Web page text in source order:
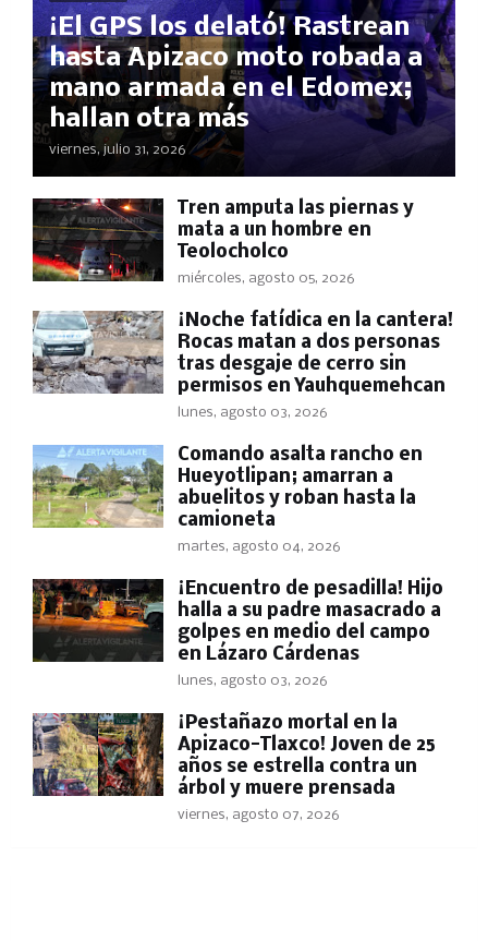
¡El GPS los delató! Rastrean
hasta Apizaco moto robada a
mano armada en el Edomex;
hallan otra más
viernes, julio 31, 2026
Tren amputa las piernas y
mata a un hombre en
Teolocholco
miércoles, agosto 05, 2026
​¡Noche fatídica en la cantera!
Rocas matan a dos personas
tras desgaje de cerro sin
permisos en Yauhquemehcan
lunes, agosto 03, 2026
Comando asalta rancho en
Hueyotlipan; amarran a
abuelitos y roban hasta la
camioneta
martes, agosto 04, 2026
​¡Encuentro de pesadilla! Hijo
halla a su padre masacrado a
golpes en medio del campo
en Lázaro Cárdenas
lunes, agosto 03, 2026
¡Pestañazo mortal en la
Apizaco-Tlaxco! Joven de 25
años se estrella contra un
árbol y muere prensada
viernes, agosto 07, 2026